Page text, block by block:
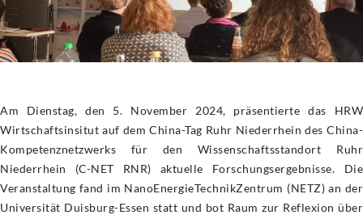
Am Dienstag, den 5. November 2024, präsentierte das HRW
Wirtschaftsinsitut auf dem China-Tag Ruhr Niederrhein des China-
Kompetenznetzwerks für den Wissenschaftsstandort Ruhr
Niederrhein (C-NET RNR) aktuelle Forschungsergebnisse. Die
Veranstaltung fand im NanoEnergieTechnikZentrum (NETZ) an der
Universität Duisburg-Essen statt und bot Raum zur Reflexion über